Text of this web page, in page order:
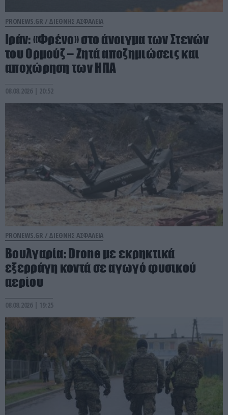
PRONEWS.GR / ΔΙΕΘΝΗΣ ΑΣΦΑΛΕΙΑ
Ιράν: «Φρένο» στο άνοιγμα των Στενών
του Ορμούζ – Ζητά αποζημιώσεις και
αποχώρηση των ΗΠΑ
08.08.2026 | 20:52
PRONEWS.GR / ΔΙΕΘΝΗΣ ΑΣΦΑΛΕΙΑ
Βουλγαρία: Drone με εκρηκτικά
εξερράγη κοντά σε αγωγό φυσικού
αερίου
08.08.2026 | 19:25